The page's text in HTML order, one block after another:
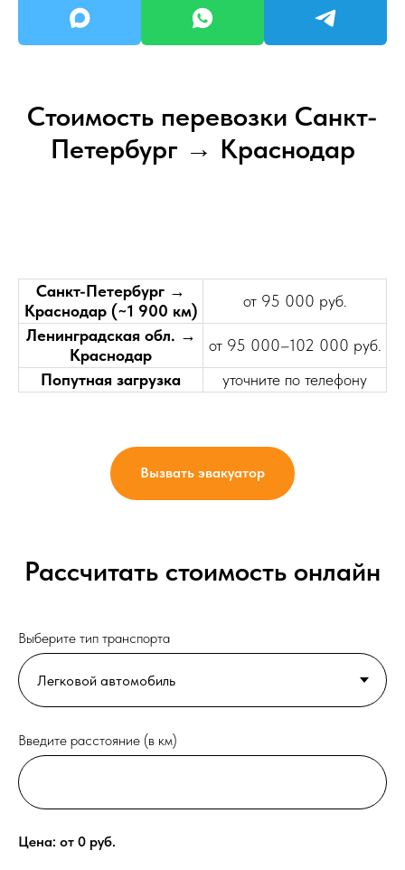
Стоимость перевозки Санкт-
Петербург → Краснодар
Санкт-Петербург →
Краснодар (~1 900 км)
от 95 000 руб.
Ленинградская обл. →
Краснодар
от 95 000–102 000 руб.
Попутная загрузка
уточните по телефону
Вызвать эвакуатор
Рассчитать стоимость онлайн
Выберите тип транспорта
Введите расстояние (в км)
Цена: от 0 руб.